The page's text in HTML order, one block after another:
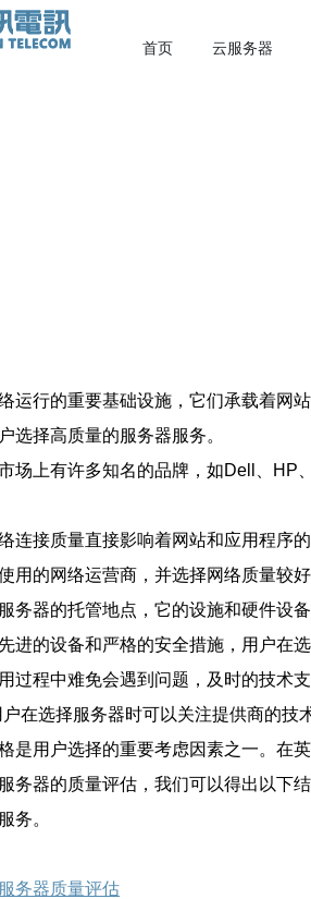
首页 云服务器
运行的重要基础设施，它们承载着网
选择高质量的服务器服务。
场上有许多知名的品牌，如Dell、HP
连接质量直接影响着网站和应用程序
用的网络运营商，并选择网络质量较好
务器的托管地点，它的设施和硬件设
进的设备和严格的安全措施，用户在
过程中难免会遇到问题，及时的技术
在选择服务器时可以关注提供商的技
是用户选择的重要考虑因素之一。在
务器的质量评估，我们可以得出以下
务。
务器质量评估